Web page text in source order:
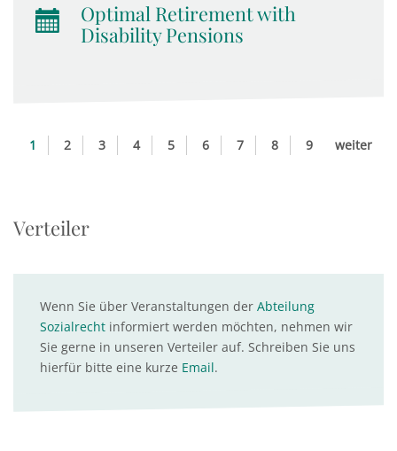
Optimal Retirement with
Disability Pensions
1 2 3 4 5 6 7 8 9 weiter
Verteiler
Wenn Sie über Veranstaltungen der Abteilung
Sozialrecht informiert werden möchten, nehmen wir
Sie gerne in unseren Verteiler auf. Schreiben Sie uns
hierfür bitte eine kurze Email.